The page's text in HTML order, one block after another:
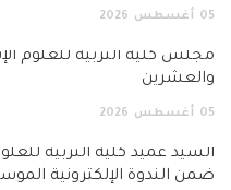
05 أغسطس 2026
مجلس كلية التربية للعلوم
والعشرين
05 أغسطس 2026
السيد عميد كلية التربية
ضمن الندوة الإلكترونية